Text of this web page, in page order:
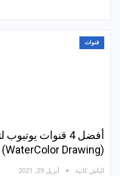
قنوات
أفضل 4 قنوات
(WaterColor Drawing) مجانًا!
الباش كاتبة أبريل 29, 2021